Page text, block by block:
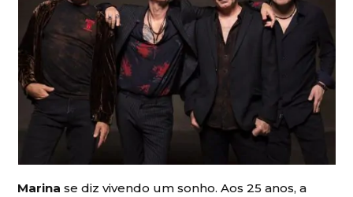
Marina se diz vivendo um sonho. Aos 25 anos, a